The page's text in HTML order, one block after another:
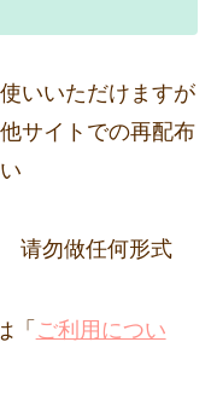
いいただけますが
サイトでの再配布
勿做任何形式
「 ご利用につい